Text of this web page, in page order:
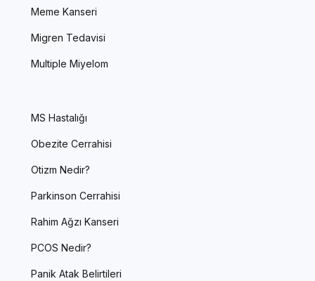
Meme Kanseri
Migren Tedavisi
Multiple Miyelom
MS Hastalığı
Obezite Cerrahisi
Otizm Nedir?
Parkinson Cerrahisi
Rahim Ağzı Kanseri
PCOS Nedir?
Panik Atak Belirtileri